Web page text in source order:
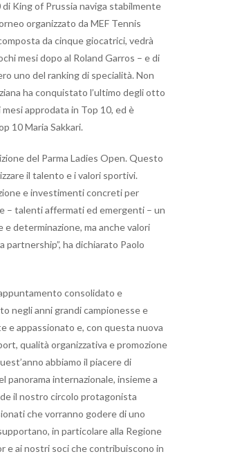
King of Prussia naviga stabilmente
organizzato da MEF Tennis
da cinque giocatrici, vedrà
mesi dopo al Roland Garros – e di
uno del ranking di specialità. Non
ha conquistato l’ultimo degli otto
approdata in Top 10, ed è
10 Maria Sakkari.
del Parma Ladies Open. Questo
il talento e i valori sportivi.
e investimenti concreti per
– talenti affermati ed emergenti – un
determinazione, ma anche valori
ha dichiarato Paolo
consolidato e
negli anni grandi campionesse e
e appassionato e, con questa nuova
qualità organizzativa e promozione
abbiamo il piacere di
internazionale, insieme a
il nostro circolo protagonista
che vorranno godere di uno
in particolare alla Regione
e ai nostri soci che contribuiscono in